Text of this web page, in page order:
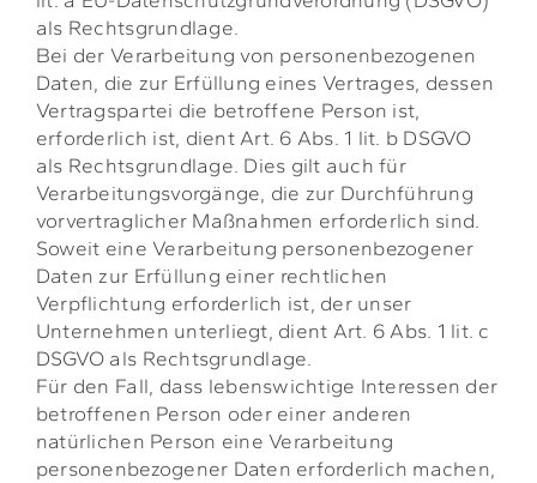
als Rechtsgrundlage.
Bei der Verarbeitung von personenbezogenen
Daten, die zur Erfüllung eines Vertrages, dessen
Vertragspartei die betroffene Person ist,
erforderlich ist, dient Art. 6 Abs. 1 lit. b DSGVO
als Rechtsgrundlage. Dies gilt auch für
Verarbeitungsvorgänge, die zur Durchführung
vorvertraglicher Maßnahmen erforderlich sind.
Soweit eine Verarbeitung personenbezogener
Daten zur Erfüllung einer rechtlichen
Verpflichtung erforderlich ist, der unser
Unternehmen unterliegt, dient Art. 6 Abs. 1 lit. c
DSGVO als Rechtsgrundlage.
Für den Fall, dass lebenswichtige Interessen der
betroffenen Person oder einer anderen
natürlichen Person eine Verarbeitung
personenbezogener Daten erforderlich machen,